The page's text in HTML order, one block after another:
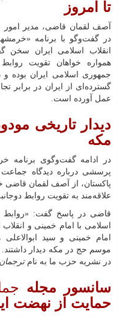
تا امروز
آصف لقمان قاضی، مدیر امور
در گفت‌وگو با برنامه
انقلاب اسلامی ایران سخن
همواره خواهان تقویت
جمهوری اسلامی ایران بوده
گسترده‌ای از ایران در برابر
عمل آورده است.
دیدار تاریخی
مکه
در ادامه گفت‌وگوی برنامه
پرسشی درباره دیدگاه
پاکستان، از آصف لقمان قاضی
علاقه‌مند به تقویت روابط
قاضی در پاسخ گفت: «روابط
اسلامی با امام خمینی و
موسم حج در مکه دیدار داشتند.
در نشریه حزب ما به نام
سانسور مجله
حمایت از نهضت